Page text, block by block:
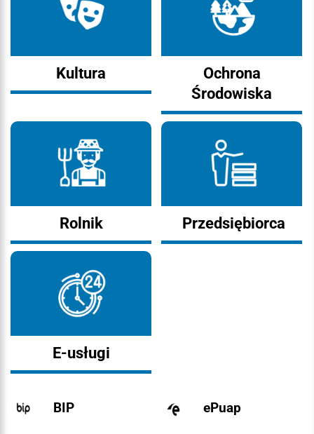
Kultura
Ochrona
Środowiska
Rolnik Przedsiębiorca
E-usługi
BIP ePuap